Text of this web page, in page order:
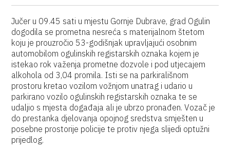
Jučer u 09.45 sati u mjestu Gornje Dubrave, grad Ogulin
dogodila se prometna nesreća s materijalnom štetom
koju je prouzročio 53-godišnjak upravljajući osobnim
automobilom ogulinskih registarskih oznaka kojem je
istekao rok važenja prometne dozvole i pod utjecajem
alkohola od 3,04 promila. Isti se na parkirališnom
prostoru kretao vozilom vožnjom unatrag i udario u
parkirano vozilo ogulinskih registarskih oznaka te se
udaljio s mjesta događaja ali je ubrzo pronađen. Vozač je
do prestanka djelovanja opojnog sredstva smješten u
posebne prostorije policije te protiv njega slijedi optužni
prijedlog.